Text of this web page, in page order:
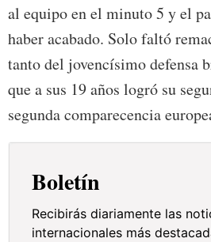
al equipo en el minuto 5 y el
haber acabado. Solo faltó
tanto del jovencísimo defensa
que a sus 19 años logró su
segunda comparecencia
Boletín
Recibirás diariamente las
internacionales más